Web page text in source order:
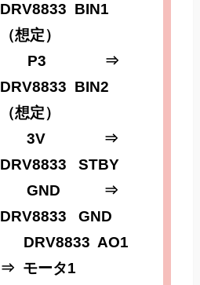
DRV8833 BIN1
（想定）
P3 ⇒
DRV8833 BIN2
（想定）
3V ⇒
DRV8833 STBY
GND ⇒
DRV8833 GND
DRV8833 AO1
⇒ モータ1